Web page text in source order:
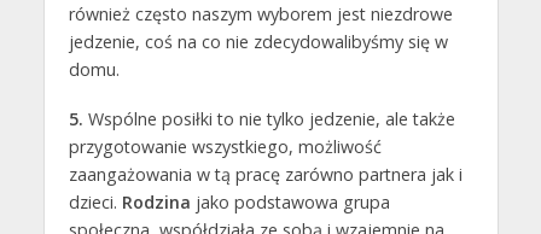
również często naszym wyborem jest niezdrowe
jedzenie, coś na co nie zdecydowalibyśmy się w
domu.
5. Wspólne posiłki to nie tylko jedzenie, ale także
przygotowanie wszystkiego, możliwość
zaangażowania w tą pracę zarówno partnera jak i
dzieci. Rodzina jako podstawowa grupa